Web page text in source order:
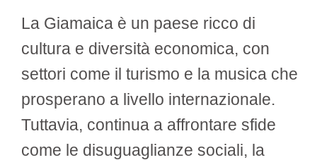
La Giamaica è un paese ricco di
cultura e diversità economica, con
settori come il turismo e la musica che
prosperano a livello internazionale.
Tuttavia, continua a affrontare sfide
come le disuguaglianze sociali, la